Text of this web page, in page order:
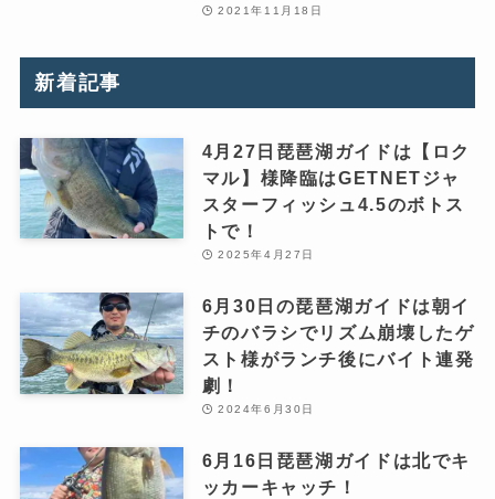
2021年11月18日
新着記事
4月27日琵琶湖ガイドは【ロク
マル】様降臨はGETNETジャ
スターフィッシュ4.5のボトス
トで！
2025年4月27日
6月30日の琵琶湖ガイドは朝イ
チのバラシでリズム崩壊したゲ
スト様がランチ後にバイト連発
劇！
2024年6月30日
6月16日琵琶湖ガイドは北でキ
ッカーキャッチ！